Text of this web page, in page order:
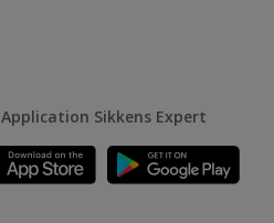
Application Sikkens Expert